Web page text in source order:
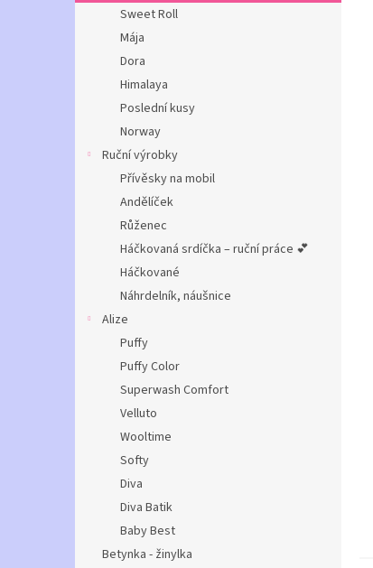
n
Sweet Roll
Mája
Dora
Himalaya
Poslední kusy
Norway
Ruční výrobky
Přívěsky na mobil
Andělíček
Růženec
Háčkovaná srdíčka – ruční práce 💕
Háčkované
Náhrdelník, náušnice
Alize
Puffy
Puffy Color
Superwash Comfort
Velluto
Wooltime
Softy
Diva
Diva Batik
Baby Best
Betynka - žinylka